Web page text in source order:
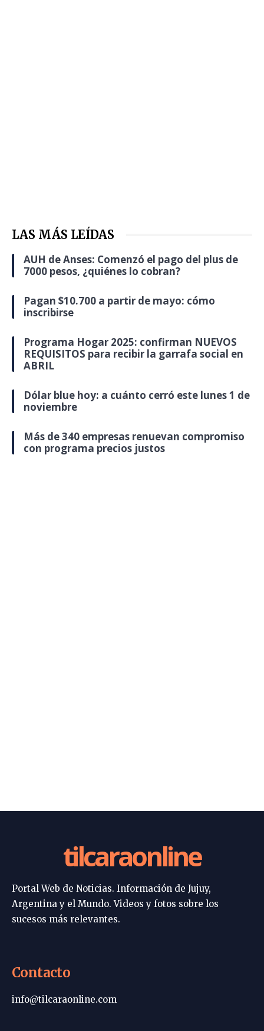
LAS MÁS LEÍDAS
AUH de Anses: Comenzó el pago del plus de
7000 pesos, ¿quiénes lo cobran?
Pagan $10.700 a partir de mayo: cómo
inscribirse
Programa Hogar 2025: confirman NUEVOS
REQUISITOS para recibir la garrafa social en
ABRIL
Dólar blue hoy: a cuánto cerró este lunes 1 de
noviembre
Más de 340 empresas renuevan compromiso
con programa precios justos
tilcaraonline
Portal Web de Noticias. Información de Jujuy,
Argentina y el Mundo. Videos y fotos sobre los
sucesos más relevantes.
Contacto
info@tilcaraonline.com